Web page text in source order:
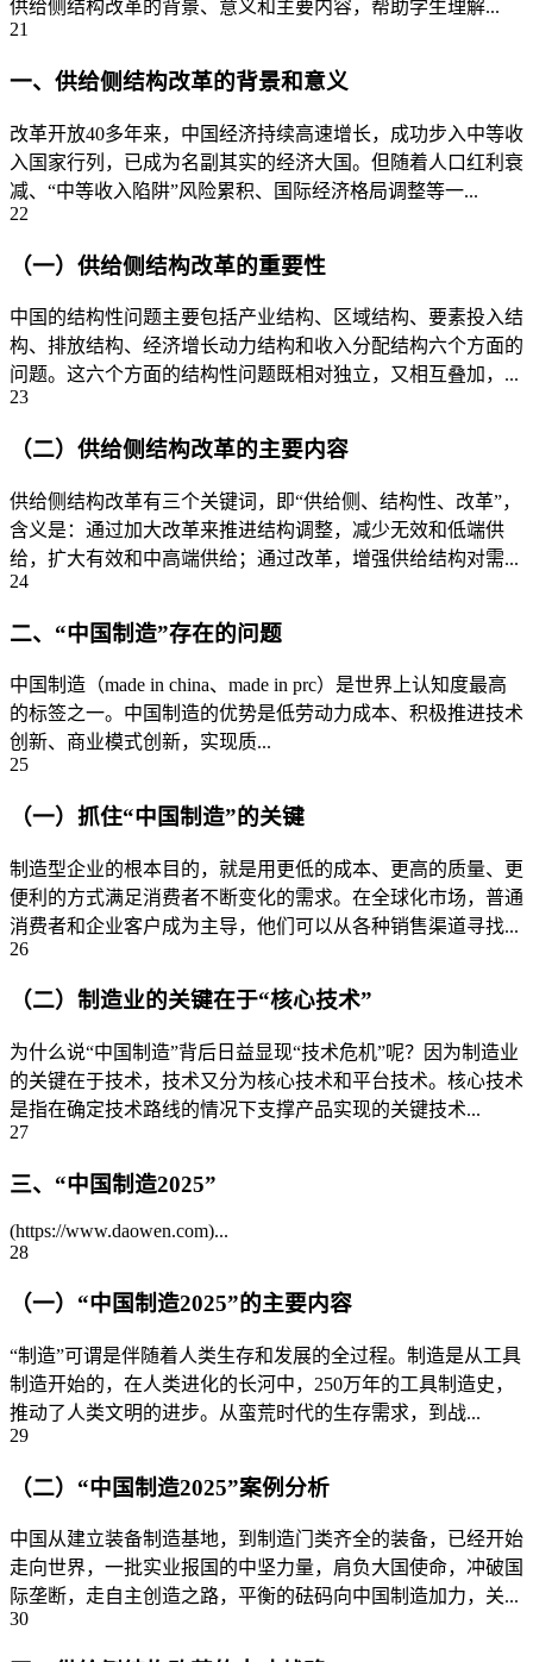
供给侧结构改革的背景、意义和主要内容，帮助学生理解...
21
一、供给侧结构改革的背景和意义
改革开放40多年来，中国经济持续高速增长，成功步入中等收
入国家行列，已成为名副其实的经济大国。但随着人口红利衰
减、“中等收入陷阱”风险累积、国际经济格局调整等一...
22
（一）供给侧结构改革的重要性
中国的结构性问题主要包括产业结构、区域结构、要素投入结
构、排放结构、经济增长动力结构和收入分配结构六个方面的
问题。这六个方面的结构性问题既相对独立，又相互叠加，...
23
（二）供给侧结构改革的主要内容
供给侧结构改革有三个关键词，即“供给侧、结构性、改革”，
含义是：通过加大改革来推进结构调整，减少无效和低端供
给，扩大有效和中高端供给；通过改革，增强供给结构对需...
24
二、“中国制造”存在的问题
中国制造（made in china、made in prc）是世界上认知度最高
的标签之一。中国制造的优势是低劳动力成本、积极推进技术
创新、商业模式创新，实现质...
25
（一）抓住“中国制造”的关键
制造型企业的根本目的，就是用更低的成本、更高的质量、更
便利的方式满足消费者不断变化的需求。在全球化市场，普通
消费者和企业客户成为主导，他们可以从各种销售渠道寻找...
26
（二）制造业的关键在于“核心技术”
为什么说“中国制造”背后日益显现“技术危机”呢？因为制造业
的关键在于技术，技术又分为核心技术和平台技术。核心技术
是指在确定技术路线的情况下支撑产品实现的关键技术...
27
三、“中国制造2025”
(https://www.daowen.com)...
28
（一）“中国制造2025”的主要内容
“制造”可谓是伴随着人类生存和发展的全过程。制造是从工具
制造开始的，在人类进化的长河中，250万年的工具制造史，
推动了人类文明的进步。从蛮荒时代的生存需求，到战...
29
（二）“中国制造2025”案例分析
中国从建立装备制造基地，到制造门类齐全的装备，已经开始
走向世界，一批实业报国的中坚力量，肩负大国使命，冲破国
际垄断，走自主创造之路，平衡的砝码向中国制造加力，关...
30